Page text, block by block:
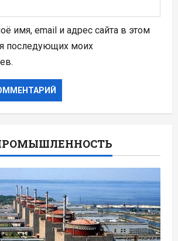
имя, email и адрес сайта в этом
последующих моих